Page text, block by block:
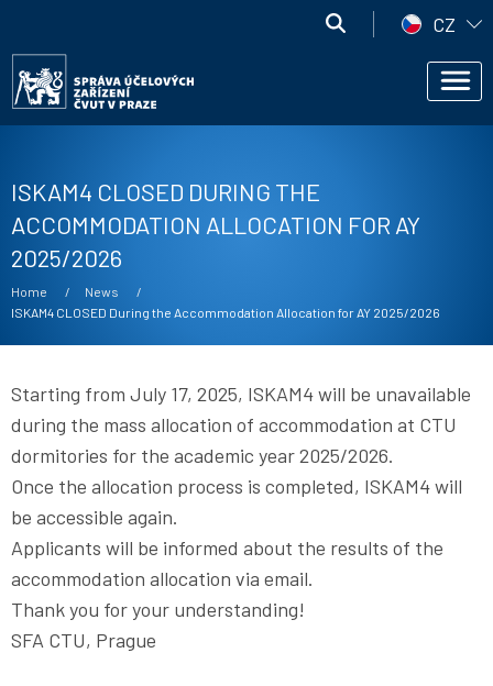
účelových
zařízení
ČVUT
CZ
Správa
účelových
zařízení
ISKAM4 CLOSED DURING THE
ACCOMMODATION ALLOCATION FOR AY
2025/2026
Breadcrumb
Home
News
Current:
ISKAM4 CLOSED During the Accommodation Allocation for AY 2025/2026
Starting from July 17, 2025, ISKAM4 will be unavailable
during the mass allocation of accommodation at CTU
dormitories for the academic year 2025/2026.
Once the allocation process is completed, ISKAM4 will
be accessible again.
Applicants will be informed about the results of the
accommodation allocation via email.
Thank you for your understanding!
SFA CTU, Prague